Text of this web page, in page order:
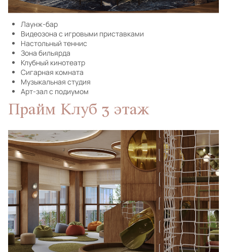
Лаунж-бар
Видеозона с игровыми приставками
Настольный теннис
Зона бильярда
Клубный кинотеатр
Сигарная комната
Музыкальная студия
Арт-зал с подиумом
Прайм Клуб 3 этаж